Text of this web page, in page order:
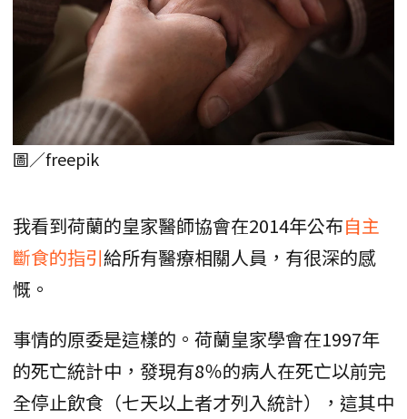
圖／freepik
我看到荷蘭的皇家醫師協會在2014年公布自主
斷食的指引給所有醫療相關人員，有很深的感
慨。
事情的原委是這樣的。荷蘭皇家學會在1997年
的死亡統計中，發現有8％的病人在死亡以前完
全停止飲食（七天以上者才列入統計），這其中